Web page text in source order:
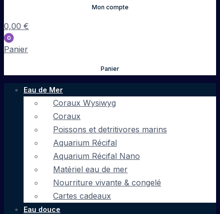
Mon compte
0,00 €
0
Panier
Panier
Eau de Mer
Coraux Wysiwyg
Coraux
Poissons et detritivores marins
Aquarium Récifal
Aquarium Récifal Nano
Matériel eau de mer
Nourriture vivante & congelé
Cartes cadeaux
Eau douce